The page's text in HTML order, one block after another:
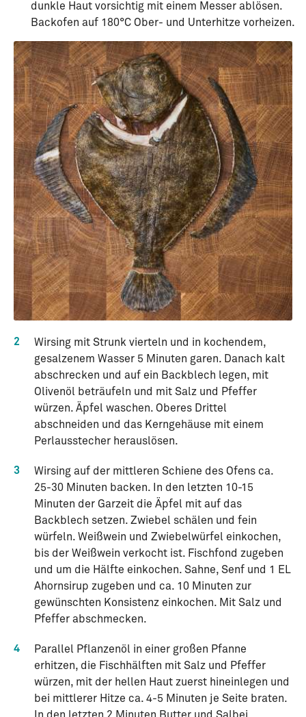
dunkle Haut vorsichtig mit einem Messer ablösen.
Backofen auf 180°C Ober- und Unterhitze vorheizen.
2
Wirsing mit Strunk vierteln und in kochendem,
gesalzenem Wasser 5 Minuten garen. Danach kalt
abschrecken und auf ein Backblech legen, mit
Olivenöl beträufeln und mit Salz und Pfeffer
würzen. Äpfel waschen. Oberes Drittel
abschneiden und das Kerngehäuse mit einem
Perlausstecher herauslösen.
3
Wirsing auf der mittleren Schiene des Ofens ca.
25-30 Minuten backen. In den letzten 10-15
Minuten der Garzeit die Äpfel mit auf das
Backblech setzen. Zwiebel schälen und fein
würfeln. Weißwein und Zwiebelwürfel einkochen,
bis der Weißwein verkocht ist. Fischfond zugeben
und um die Hälfte einkochen. Sahne, Senf und 1 EL
Ahornsirup zugeben und ca. 10 Minuten zur
gewünschten Konsistenz einkochen. Mit Salz und
Pfeffer abschmecken.
4
Parallel Pflanzenöl in einer großen Pfanne
erhitzen, die Fischhälften mit Salz und Pfeffer
würzen, mit der hellen Haut zuerst hineinlegen und
bei mittlerer Hitze ca. 4-5 Minuten je Seite braten.